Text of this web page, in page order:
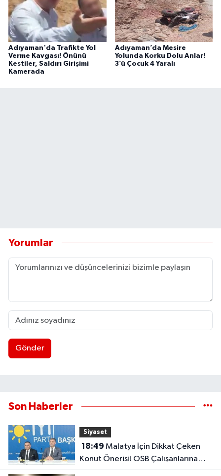
Adıyaman'da Trafikte Yol
Verme Kavgası! Önünü
Kestiler, Saldırı Girişimi
Kamerada
Adıyaman’da Mesire
Yolunda Korku Dolu Anlar!
3’ü Çocuk 4 Yaralı
Yorumlar
Gönder
Son Haberler
Siyaset
18:49
Konut Önerisi! OSB Çalışanlarına
Faizsiz Ev Çağrısı..